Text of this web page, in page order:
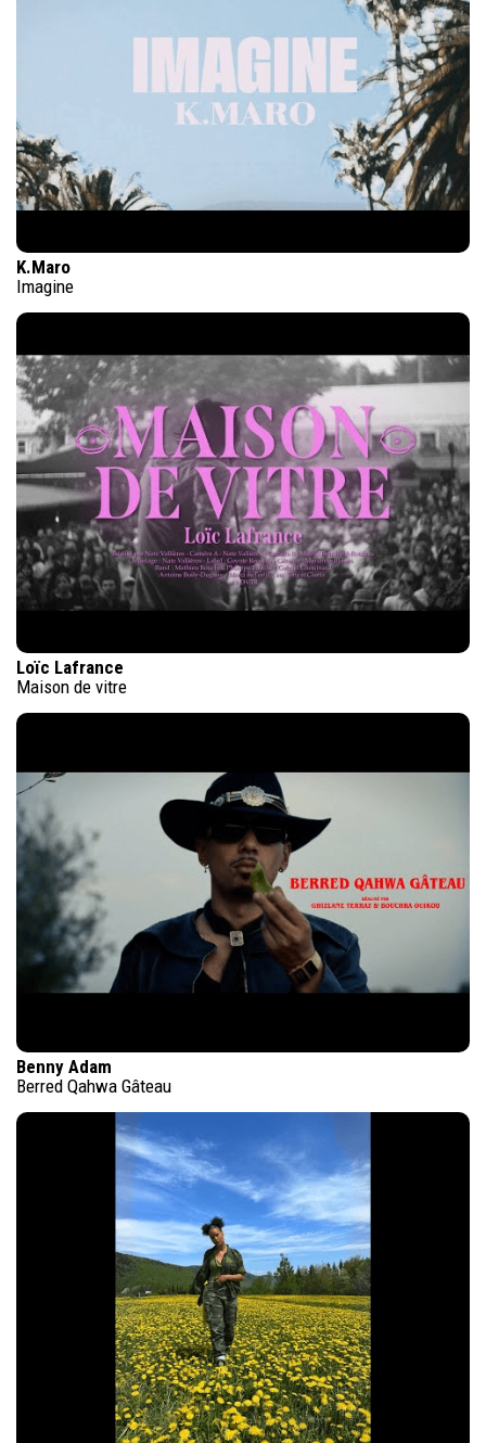
K.Maro
Imagine
Loïc Lafrance
Maison de vitre
Benny Adam
Berred Qahwa Gâteau